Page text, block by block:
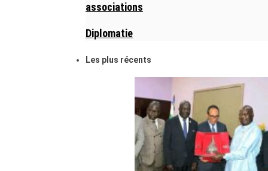
associations
Diplomatie
Les plus récents